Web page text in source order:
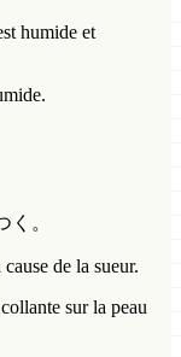
humide et
。
de la sueur.
sur la peau